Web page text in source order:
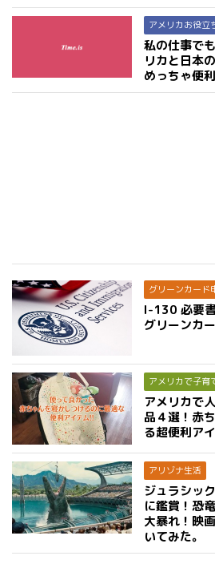
アメリカお役立
私の仕事で
リカと日本
めっちゃ便
グリーンカード
I-130 必要
グリーンカ
アメリカで子育
アメリカで
品４選！赤
る超便利ア
アリゾナ生活
ジュラシッ
に鑑賞！恐
大暴れ！映
いてみた。